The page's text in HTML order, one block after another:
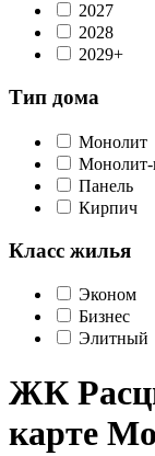
2027
2028
2029+
Тип дома
Монолит
Панель
Кирпич
Класс жилья
Эконом
Бизнес
Элитный
ЖК
карте